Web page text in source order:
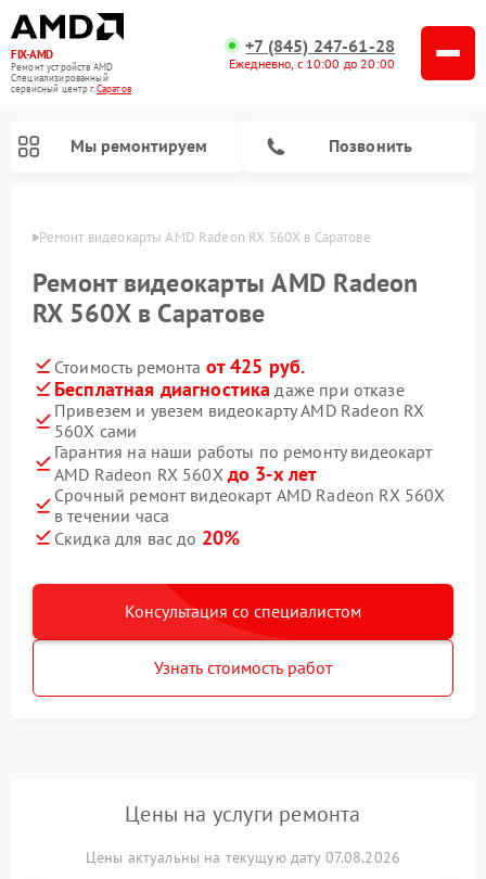
FIX-AMD
Ремонт устройств AMD
Специализированный
cервисный центр г.Саратов
+7 (845) 247-61-28
Ежедневно, с 10:00 до 20:00
Мы ремонтируем Позвонить
Ремонт видеокарты AMD Radeon RX 560X в Саратове
Ремонт видеокарты AMD Radeon
RX 560X в Саратове
Стоимость ремонта от 425 руб.
Бесплатная диагностика даже при отказе
Привезем и увезем видеокарту AMD Radeon RX
560X сами
Гарантия на наши работы по ремонту видеокарт
AMD Radeon RX 560X до 3-х лет
Срочный ремонт видеокарт AMD Radeon RX 560X
в течении часа
Скидка для вас до 20%
Консультация со специалистом
Узнать стоимость работ
Цены на услуги ремонта
Цены актуальны на текущую дату 07.08.2026